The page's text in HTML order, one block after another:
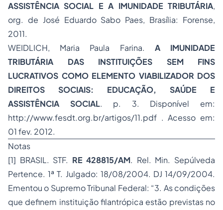
ASSISTÊNCIA SOCIAL E A IMUNIDADE TRIBUTÁRIA,
org. de José Eduardo Sabo Paes, Brasília: Forense,
2011.
WEIDLICH, Maria Paula Farina. A IMUNIDADE
TRIBUTÁRIA DAS INSTITUIÇÕES SEM FINS
LUCRATIVOS COMO ELEMENTO VIABILIZADOR DOS
DIREITOS SOCIAIS: EDUCAÇÃO, SAÚDE E
ASSISTÊNCIA SOCIAL. p. 3. Disponível em:
http://www.fesdt.org.br/artigos/11.pdf . Acesso em:
01 fev. 2012.
Notas
[1] BRASIL. STF. RE 428815/AM. Rel. Min. Sepúlveda
Pertence. 1ª T. Julgado: 18/08/2004. DJ 14/09/2004.
Ementou o Supremo Tribunal Federal: “3. As condições
que definem instituição filantrópica estão previstas no